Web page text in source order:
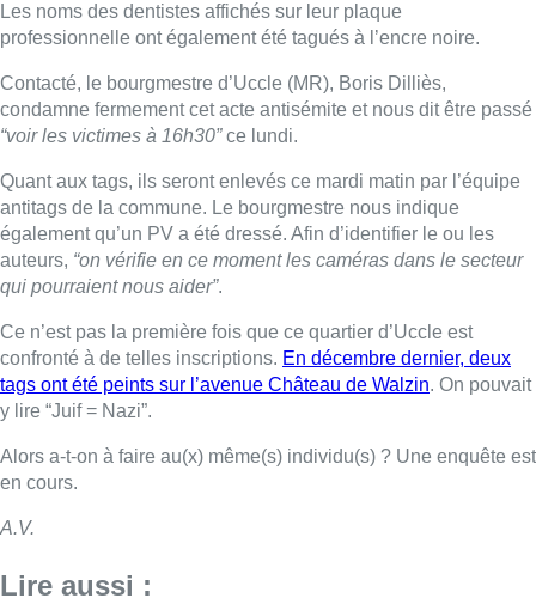
Les noms des dentistes affichés sur leur plaque
professionnelle ont également été tagués à l’encre noire.
Contacté, le bourgmestre d’Uccle (MR), Boris Dilliès,
condamne fermement cet acte antisémite et nous dit être passé
“voir les victimes à 16h30”ce lundi.
Quant aux tags, ils seront enlevés ce mardi matin par l’équipe
antitags de la commune. Le bourgmestre nous indique
également qu’un PV a été dressé. Afin d’identifier le ou les
auteurs, “on vérifie en ce moment les caméras dans le secteur
qui pourraient nous aider”.
Ce n’est pas la première fois que ce quartier d’Uccle est
confronté à de telles inscriptions. En décembre dernier, deux
tags ont été peints sur l’avenue Château de Walzin. On pouvait
y lire “Juif = Nazi”.
Alors a-t-on à faire au(x) même(s) individu(s) ? Une enquête est
en cours.
A.V.
Lire aussi :